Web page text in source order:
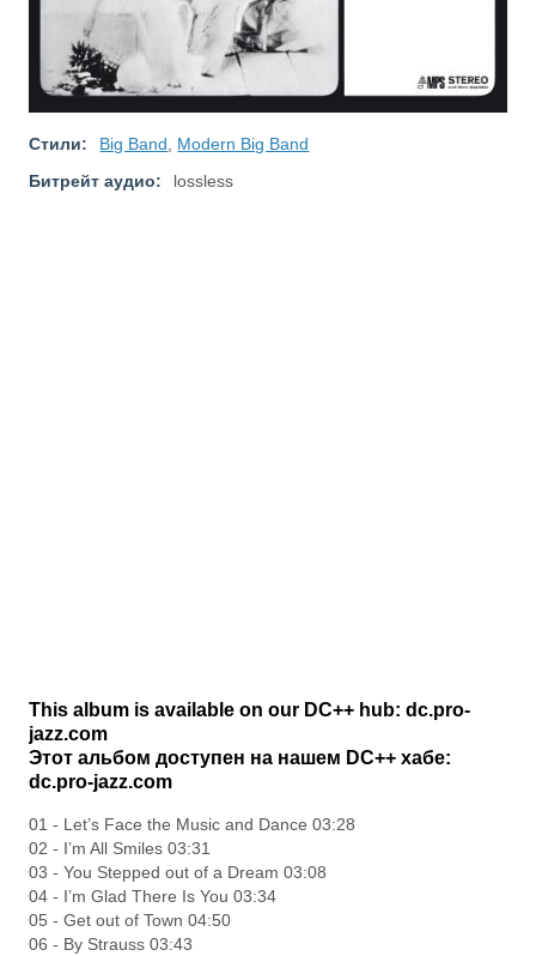
Стили: Big Band
Modern Big Band
Битрейт аудио:
lossless
This album is available on our DC++ hub: dc.pro-
jazz.com
Этот альбом доступен на нашем DC++ хабе:
dc.pro-jazz.com
01 - Let’s Face the Music and Dance 03:28
02 - I’m All Smiles 03:31
03 - You Stepped out of a Dream 03:08
04 - I’m Glad There Is You 03:34
05 - Get out of Town 04:50
06 - By Strauss 03:43